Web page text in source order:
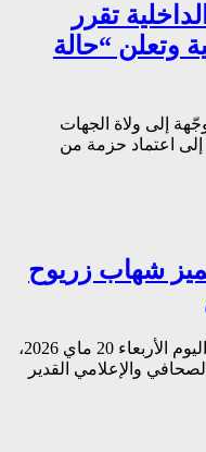
وزارة الداخلية تقرر
وتعلن “حالة
إلى ولاة الجهات
إلى اعتماد حزمة من
شهاب زريوح
فقدت الساحة الإعلامية المغربية صباح اليوم الأربعاء 20 ماي 2026،
والإعلامي القدير